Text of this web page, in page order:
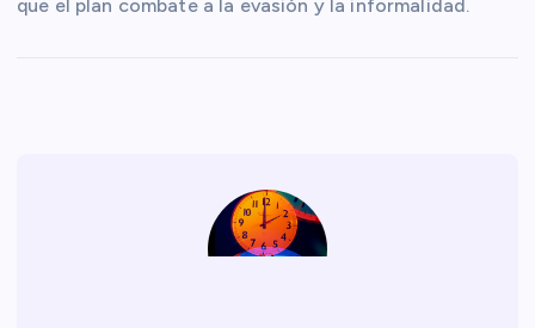
que el plan combate a la evasión y la informalidad.